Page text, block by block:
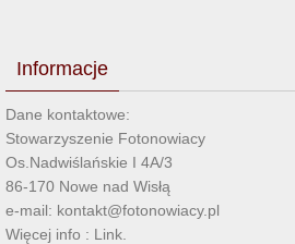
Informacje
Dane kontaktowe:
Stowarzyszenie Fotonowiacy
Os.Nadwiślańskie I 4A/3
86-170 Nowe nad Wisłą
e-mail: kontakt@fotonowiacy.pl
Więcej info : Link